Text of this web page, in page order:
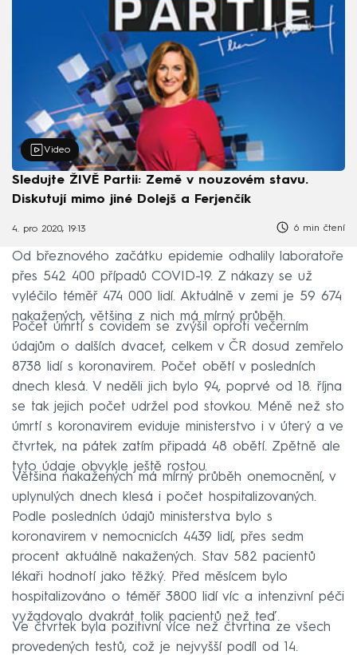
Video
Sledujte ŽIVĚ Partii: Země v nouzovém stavu.
Diskutují mimo jiné Dolejš a Ferjenčík
4. pro 2020, 19:13 6 min čtení
Od březnového začátku epidemie odhalily laboratoře
přes 542 400 případů COVID-19. Z nákazy se už
vyléčilo téměř 474 000 lidí. Aktuálně v zemi je 59 674
nakažených, většina z nich má mírný průběh.
Počet úmrtí s covidem se zvýšil oproti večerním
údajům o dalších dvacet, celkem v ČR dosud zemřelo
8738 lidí s koronavirem. Počet obětí v posledních
dnech klesá. V neděli jich bylo 94, poprvé od 18. října
se tak jejich počet udržel pod stovkou. Méně než sto
úmrtí s koronavirem eviduje ministerstvo i v úterý a ve
čtvrtek, na pátek zatím připadá 48 obětí. Zpětně ale
tyto údaje obvykle ještě rostou.
Většina nakažených má mírný průběh onemocnění, v
uplynulých dnech klesá i počet hospitalizovaných.
Podle posledních údajů ministerstva bylo s
koronavirem v nemocnicích 4439 lidí, přes sedm
procent aktuálně nakažených. Stav 582 pacientů
lékaři hodnotí jako těžký. Před měsícem bylo
hospitalizováno o téměř 3800 lidí víc a intenzivní péči
vyžadovalo dvakrát tolik pacientů než teď.
Ve čtvrtek byla pozitivní více než čtvrtina ze všech
provedených testů, což je nejvyšší podíl od 14.